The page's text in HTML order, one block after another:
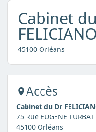
Cabinet
45100 Orléans
Accès
Cabinet du Dr
75 Rue EUGENE TURBAT
45100 Orléans